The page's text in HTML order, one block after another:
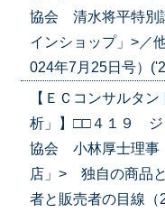
協会 清水将平特
インショップ」>／
024年7月25日号）
【ＥＣコンサルタ
析」】□□４１９ ジ
協会 小林厚士理事
店」> 独自の商品
者と販売者の目線（